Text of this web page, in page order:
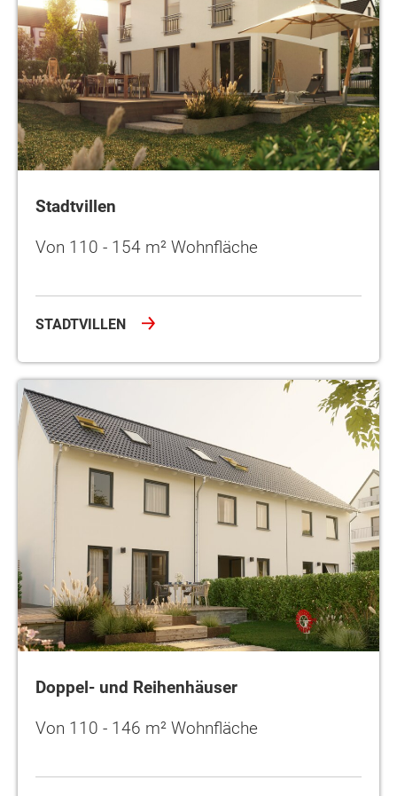
Stadtvillen
Von 110 - 154 m² Wohnfläche
STADTVILLEN
Doppel- und Reihenhäuser
Von 110 - 146 m² Wohnfläche